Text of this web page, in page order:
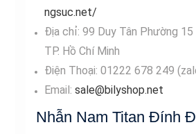
ngsuc.net/
Địa chỉ: 99 Duy Tân Phường 15
TP. Hồ Chí Minh
Điện Thoại: 01222 678 249
Email: sale@bilyshop.net
Nhẫn Nam Titan Đính